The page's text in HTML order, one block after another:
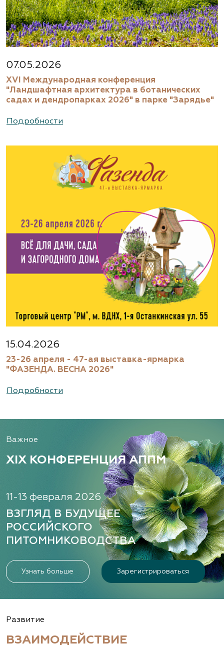
07.05.2026
XVI Международная конференция
"Ландшафтная архитектура в ботанических
садах и дендропарках 2026" в парке "Зарядье"
Подробности
15.04.2026
23-26 апреля - 47-ая выставка-ярмарка
"ФАЗЕНДА. ВЕСНА 2026"
Подробности
Важное
XIX КОНФЕРЕНЦИЯ АППМ
11-13 февраля 2026
ВЗГЛЯД В БУДУЩЕЕ
РОССИЙСКОГО
ПИТОМНИКОВОДСТВА
Узнать больше Зарегистрироваться
Развитие
ВЗАИМОДЕЙСТВИЕ